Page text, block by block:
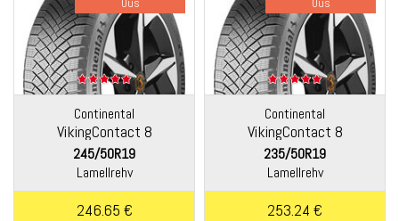
Uus
Continental
VikingContact 8
245/50R19
Lamellrehv
246.65 €
Uus
Continental
VikingContact 8
235/50R19
Lamellrehv
253.24 €